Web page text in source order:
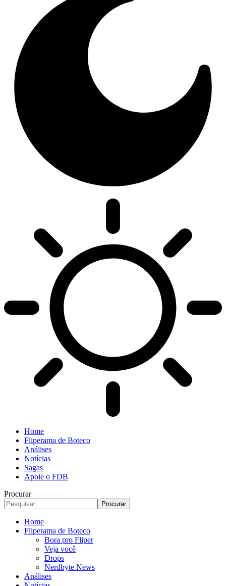
Home
Fliperama de Boteco
Análises
Notícias
Sagas
Apoie o FDB
Procurar
Home
Fliperama de Boteco
Bora pro Fliper
Veja você
Drops
Nerdbyte News
Análises